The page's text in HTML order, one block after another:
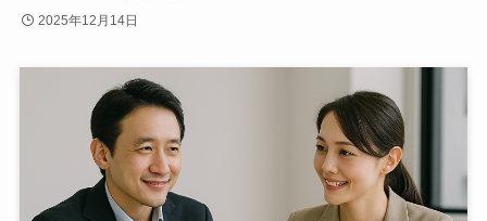
2025年12月14日